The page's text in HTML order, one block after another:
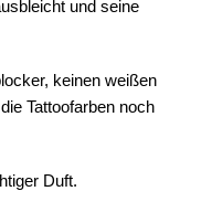
und seine
keinen weißen
Tattoofarben noch
Duft.